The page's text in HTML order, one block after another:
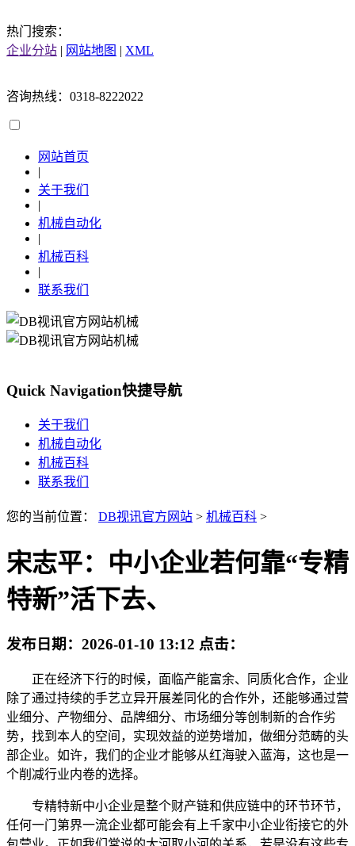
热门搜索：
企业分站 | 网站地图 | XML
咨询热线：0318-8222022
网站首页
|
关于我们
|
机械自动化
|
机械百科
|
联系我们
Quick Navigation快捷导航
关于我们
机械自动化
机械百科
联系我们
您的当前位置： DB视讯官方网站 > 机械百科 >
宋志平：中小企业若何靠“专精
特新”活下去、
发布日期： 2026-01-10 13:12 点击：
正在经济下行的时候，面临产能富余、同质化合作，企业
除了通过持续的手艺立异开展差同化的合作外，还能够通过营
业细分、产物细分、品牌细分、市场细分等创制新的合作劣
势，找到本人的空间，实现效益的逆势增加，做细分范畴的头
部企业。如许，我们的企业才能够从红海驶入蓝海，这也是一
个削减行业内卷的选择。
专精特新中小企业是整个财产链和供应链中的环节环节，
任何一门第界一流企业都可能会有上千家中小企业衔接它的外